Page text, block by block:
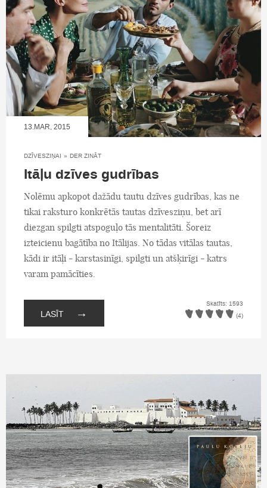
13.MAR, 2015
DZĪVESZIŅAI » DER ZINĀT
Itāļu dzīves gudrības
Nolēmu apkopot dažādu tautu dzīves gudrības, kas ne
tikai raksturo konkrētās tautas dzīvesziņu, bet arī
diezgan spilgti atspoguļo tās mentalitāti. Šoreiz
izteicienu bagātība no Itālijas. No tādas vitālas tautas,
kādi ir itāļi - karstasinīgi, spilgti un atšķirīgi - katrs
varam pamācīties.
LASĪT →
Skatīts: 1593
(4)